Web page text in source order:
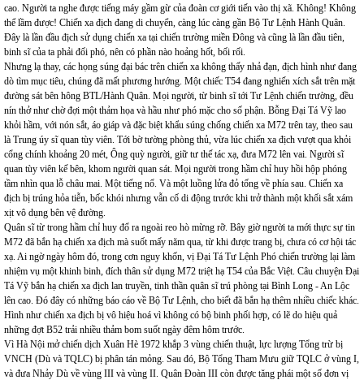
cao. Người ta nghe được tiếng máy gầm gừ của đoàn cơ giới tiến vào thị xã. Không! Không
thể lầm được! Chiến xa địch đang di chuyển, càng lúc càng gần Bộ Tư Lệnh Hành Quân.
Đây là lần đầu địch sử dụng chiến xa tại chiến trường miền Đông và cũng là lần đầu tiên,
binh sĩ của ta phải đối phó, nên có phần nào hoảng hốt, bối rối.
Nhưng lạ thay, các họng súng đại bác trên chiến xa không thấy nhả đạn, địch hình như đang
dò tìm mục tiêu, chúng đã mất phương hướng. Một chiếc T54 đang nghiến xích sắt trên mặt
đường sát bên hông BTL/Hành Quân. Mọi người, từ binh sĩ tới Tư Lệnh chiến trường, đều
nín thở như chờ đợi một thảm họa và hầu như phó mặc cho số phận. Bỗng Đại Tá Vỹ lao
khỏi hầm, với nón sắt, áo giáp và đặc biệt khẩu súng chống chiến xa M72 trên tay, theo sau
là Trung úy sĩ quan tùy viên. Tới bờ tường phòng thủ, vừa lúc chiến xa địch vượt qua khỏi
cổng chính khoảng 20 mét, Ông quỳ người, giữ tư thế tác xạ, đưa M72 lên vai. Người sĩ
quan tùy viên kế bên, khom người quan sát. Mọi người trong hầm chỉ huy hồi hộp phóng
tầm nhìn qua lỗ châu mai. Một tiếng nổ. Và một luồng lửa đỏ tống về phía sau. Chiến xa
địch bị trúng hỏa tiễn, bốc khói nhưng vẫn cố di động trước khi trở thành một khối sắt xám
xịt vô dụng bên vệ đường.
Quân sĩ từ trong hầm chỉ huy đổ ra ngoài reo hò mừng rỡ. Bây giờ người ta mới thực sự tin
M72 đã bắn hạ chiến xa địch mà suốt mấy năm qua, từ khi được trang bị, chưa có cơ hội tác
xạ. Ai ngờ ngày hôm đó, trong cơn nguy khốn, vị Đại Tá Tư Lệnh Phó chiến trường lại làm
nhiệm vụ một khinh binh, đích thân sử dụng M72 triệt hạ T54 của Bắc Việt. Câu chuyện Đại
Tá Vỹ bắn hạ chiến xa địch lan truyền, tinh thần quân sĩ trú phòng tại Bình Long - An Lộc
lên cao. Đó đây có những báo cáo về Bộ Tư Lệnh, cho biết đã bắn hạ thêm nhiều chiếc khác.
Hình như chiến xa địch bị vô hiệu hoá vì không có bộ binh phối hợp, có lẽ do hiệu quả
những đợt B52 trải nhiều thảm bom suốt ngày đêm hôm trước.
Vì Hà Nội mở chiến dịch Xuân Hè 1972 khắp 3 vùng chiến thuật, lực lượng Tổng trừ bị
VNCH (Dù và TQLC) bị phân tán mỏng. Sau đó, Bộ Tổng Tham Mưu giữ TQLC ở vùng I,
và đưa Nhảy Dù về vùng III và vùng II. Quân Đoàn III còn được tăng phái một số đơn vị